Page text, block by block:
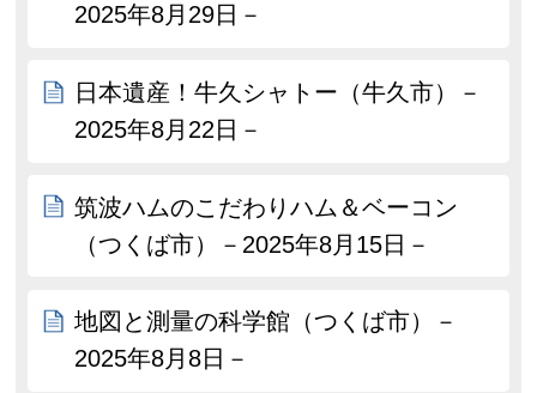
2025年8月29日－
日本遺産！牛久シャトー（牛久市）－
2025年8月22日－
筑波ハムのこだわりハム＆ベーコン
（つくば市）－2025年8月15日－
地図と測量の科学館（つくば市）－
2025年8月8日－